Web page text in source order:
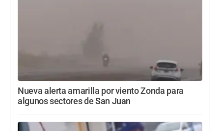
Nueva alerta amarilla por viento Zonda para
algunos sectores de San Juan